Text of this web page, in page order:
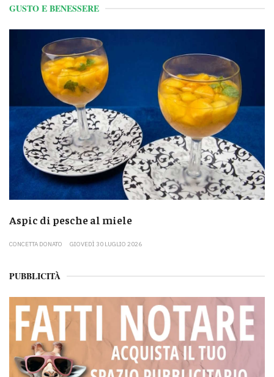
GUSTO E BENESSERE
Aspic di pesche al miele
CONCETTA DONATO GIOVEDÌ 30 LUGLIO 2026
PUBBLICITÀ